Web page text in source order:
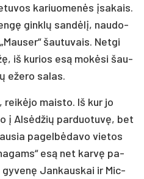
ka­riuo­me­nės įsa­kais.
gink­lų san­dė­lį, nau­do­
šau­tu­vais. Net­gi
iš ku­rios esą mo­kė­si šau­
eže­ro sa­las.
mais­to. Iš kur jo
į Al­sė­džių par­duo­tu­vę, bet
pa­gel­bė­da­vo vie­tos
esą net kar­vę pa­
Jan­kaus­kai ir Mic­